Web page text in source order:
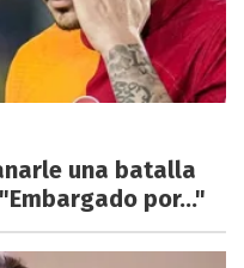
una batalla
por..."